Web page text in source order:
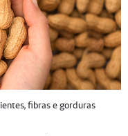
fibras e gorduras